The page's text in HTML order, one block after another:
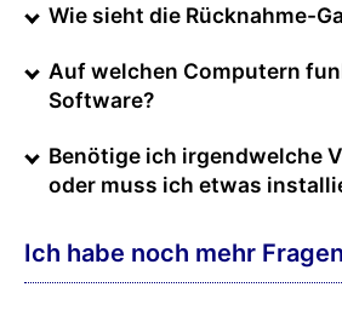
Wie sieht die Rücknahme-
Auf welchen Computern
Software?
Benötige ich irgendwelche
oder muss ich etwas
Ich habe noch mehr